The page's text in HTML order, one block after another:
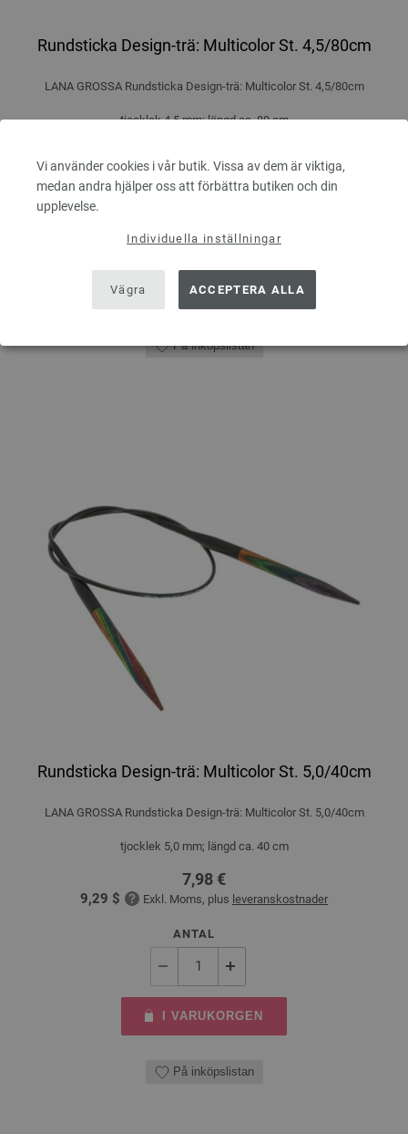
Vi använder cookies i vår butik. Vissa av dem är viktiga,
medan andra hjälper oss att förbättra butiken och din
upplevelse.
Individuella inställningar
Vägra ACCEPTERA ALLA
Rundsticka Design-trä: Multicolor St. 4,5/80cm
LANA GROSSA Rundsticka Design-trä: Multicolor St. 4,5/80cm
tjocklek 4,5 mm; längd ca. 80 cm
9,29 $ Exkl. Moms, plusleveranskostnader
I VARUKORGEN
På inköpslistan
Rundsticka Design-trä: Multicolor St. 5,0/40cm
LANA GROSSA Rundsticka Design-trä: Multicolor St. 5,0/40cm
tjocklek 5,0 mm; längd ca. 40 cm
7,98 €
9,29 $ Exkl. Moms, plus leveranskostnader
ANTAL
I VARUKORGEN
På inköpslistan